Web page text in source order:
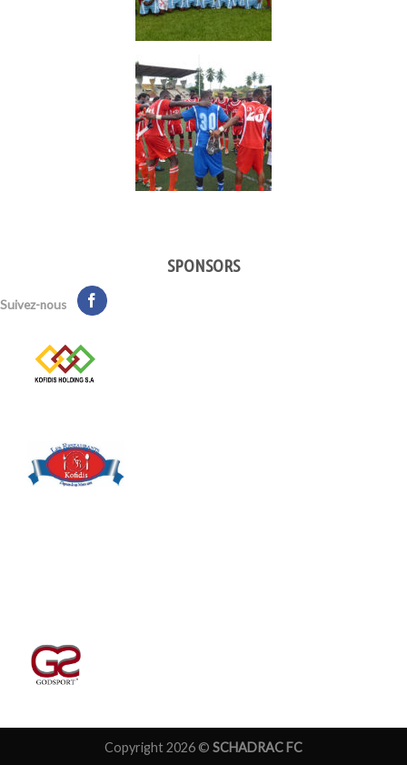
SPONSORS
Suivez-nous
Copyright 2026 © SCHADRAC FC